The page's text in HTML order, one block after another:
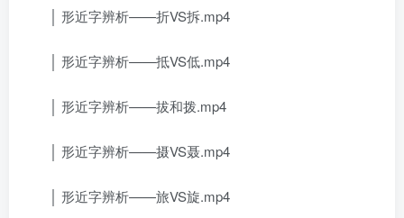
│ 形近字辨析——折VS拆.mp4
│ 形近字辨析——抵VS低.mp4
│ 形近字辨析——拔和拨.mp4
│ 形近字辨析——摄VS聂.mp4
│ 形近字辨析——旅VS旋.mp4